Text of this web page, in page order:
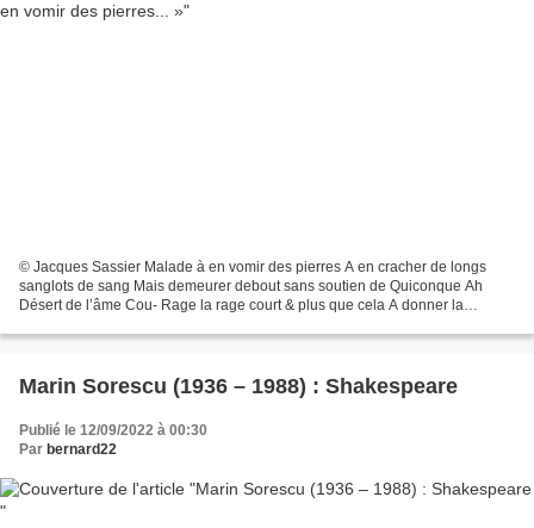
© Jacques Sassier Malade à en vomir des pierres A en cracher de longs
sanglots de sang Mais demeurer debout sans soutien de Quiconque Ah
Désert de l’âme Cou- Rage la rage court & plus que cela A donner la
Marin Sorescu (1936 – 1988) : Shakespeare
Publié le 12/09/2022 à 00:30
Par bernard22